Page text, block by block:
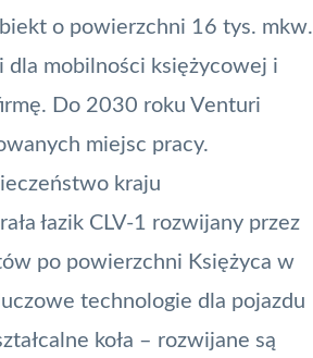
o powierzchni 16 tys. mkw.
dla mobilności księżycowej i
Do 2030 roku Venturi
miejsc pracy.
kraju
łazik CLV-1 rozwijany przez
po powierzchni Księżyca w
technologie dla pojazdu
koła – rozwijane są